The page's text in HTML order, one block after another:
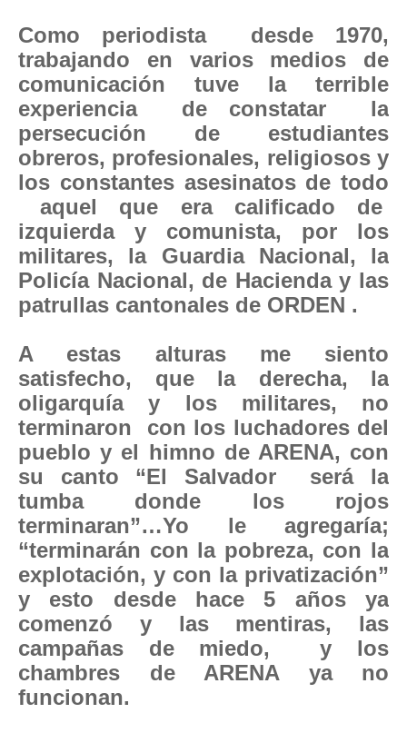
Como periodista desde 1970,
trabajando en varios medios de
comunicación tuve la terrible
experiencia de constatar la
persecución de estudiantes
obreros, profesionales, religiosos y
los constantes asesinatos de todo
aquel que era calificado de
izquierda y comunista, por los
militares, la Guardia Nacional, la
Policía Nacional, de Hacienda y las
patrullas cantonales de ORDEN .
A estas alturas me siento
satisfecho, que la derecha, la
oligarquía y los militares, no
terminaron con los luchadores del
pueblo y el himno de ARENA, con
su canto “El Salvador será la
tumba donde los rojos
terminaran”…Yo le agregaría;
“terminarán con la pobreza, con la
explotación, y con la privatización”
y esto desde hace 5 años ya
comenzó y las mentiras, las
campañas de miedo, y los
chambres de ARENA ya no
funcionan.